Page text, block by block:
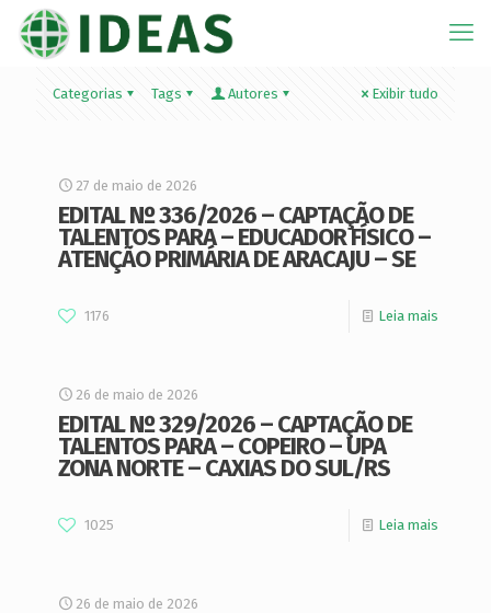
Categorias Tags Autores Exibir tudo
27 de maio de 2026
EDITAL Nº 336/2026 – CAPTAÇÃO DE
TALENTOS PARA – EDUCADOR FÍSICO –
ATENÇÃO PRIMÁRIA DE ARACAJU – SE
1176 Leia mais
26 de maio de 2026
EDITAL Nº 329/2026 – CAPTAÇÃO DE
TALENTOS PARA – COPEIRO – UPA
ZONA NORTE – CAXIAS DO SUL/RS
1025 Leia mais
26 de maio de 2026